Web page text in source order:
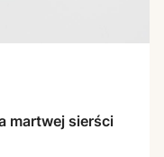
martwej sierści